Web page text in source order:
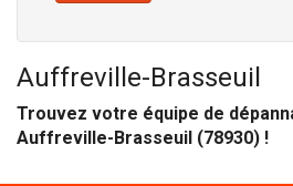
Auffreville-Brasseuil
Trouvez votre équipe de
Auffreville-Brasseuil (78930) !